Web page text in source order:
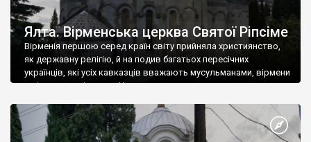
Ялта. Вірменська церква Святої Ріпсіме
Вірменія першою серед країн світу прийняла християнство,
як державну релігію, й на подив багатьох пересічних
українців, які усіх кавказців вважають мусульманами, вірмени
є відданими вірянами Христа